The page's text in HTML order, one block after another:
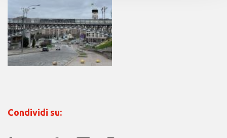
Condividi su: